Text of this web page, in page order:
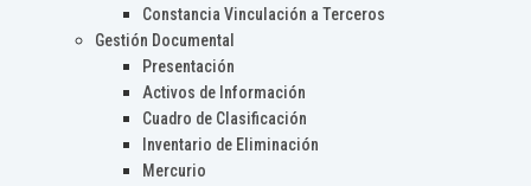
Constancia Vinculación a Terceros
Gestión Documental
Presentación
Activos de Información
Cuadro de Clasificación
Inventario de Eliminación
Mercurio